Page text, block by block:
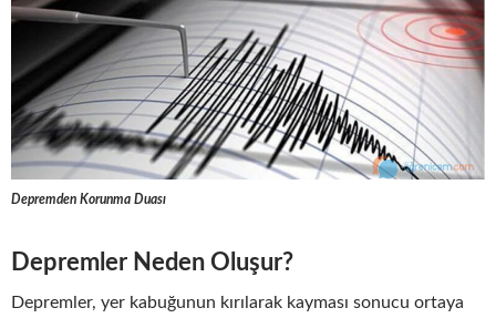
Depremden Korunma Duası
Depremler Neden Oluşur?
Depremler, yer kabuğunun kırılarak kayması sonucu ortaya